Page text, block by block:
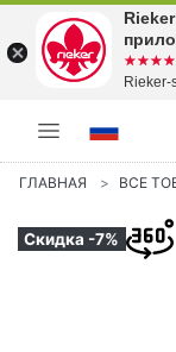
ГЛАВНАЯ ВСЕ
Скидка -7%
Rieker-